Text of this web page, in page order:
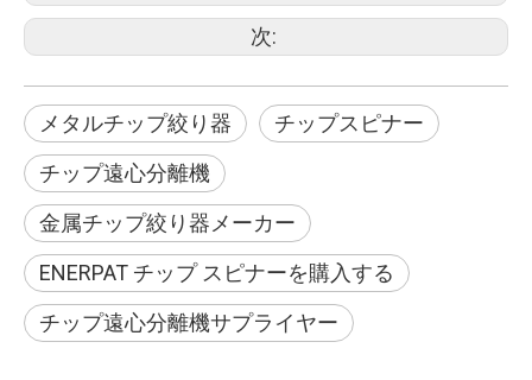
次:
メタルチップ絞り器
チップスピナー
チップ遠心分離機
金属チップ絞り器メーカー
ENERPAT チップ スピナーを購入する
チップ遠心分離機サプライヤー